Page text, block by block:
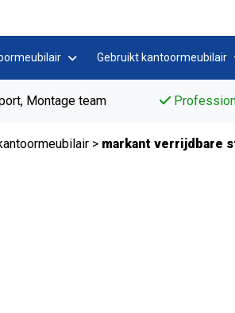
Gebruikt kantoormeubilair
Montage team
> markant verrijdbare